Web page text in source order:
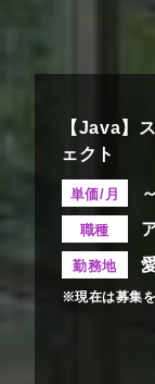
【Java】
ェクト
単価/月
職種
勤務地
※現在は募集を